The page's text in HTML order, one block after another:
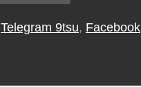
Telegram 9tsu, Facebook